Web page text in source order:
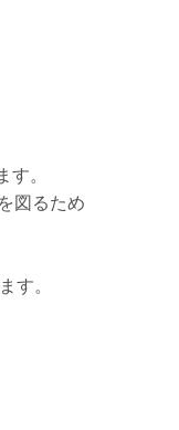
。
図るため
す。